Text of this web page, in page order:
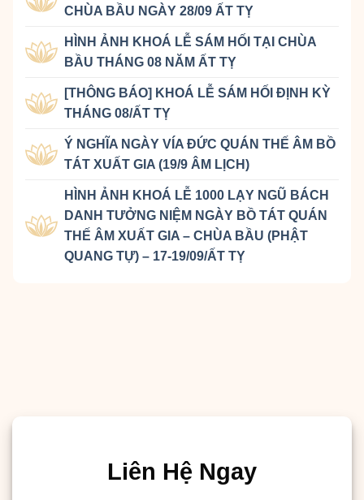
CHÙA BẦU NGÀY 28/09 ẤT TỴ
HÌNH ẢNH KHOÁ LỄ SÁM HỐI TẠI CHÙA
BẦU THÁNG 08 NĂM ẤT TỴ
[THÔNG BÁO] KHOÁ LỄ SÁM HỐI ĐỊNH KỲ
THÁNG 08/ẤT TỴ
Ý NGHĨA NGÀY VÍA ĐỨC QUÁN THẾ ÂM BỒ
TÁT XUẤT GIA (19/9 ÂM LỊCH)
HÌNH ẢNH KHOÁ LỄ 1000 LẠY NGŨ BÁCH
DANH TƯỞNG NIỆM NGÀY BỒ TÁT QUÁN
THẾ ÂM XUẤT GIA – CHÙA BẦU (PHẬT
QUANG TỰ) – 17-19/09/ẤT TỴ
Liên Hệ Ngay